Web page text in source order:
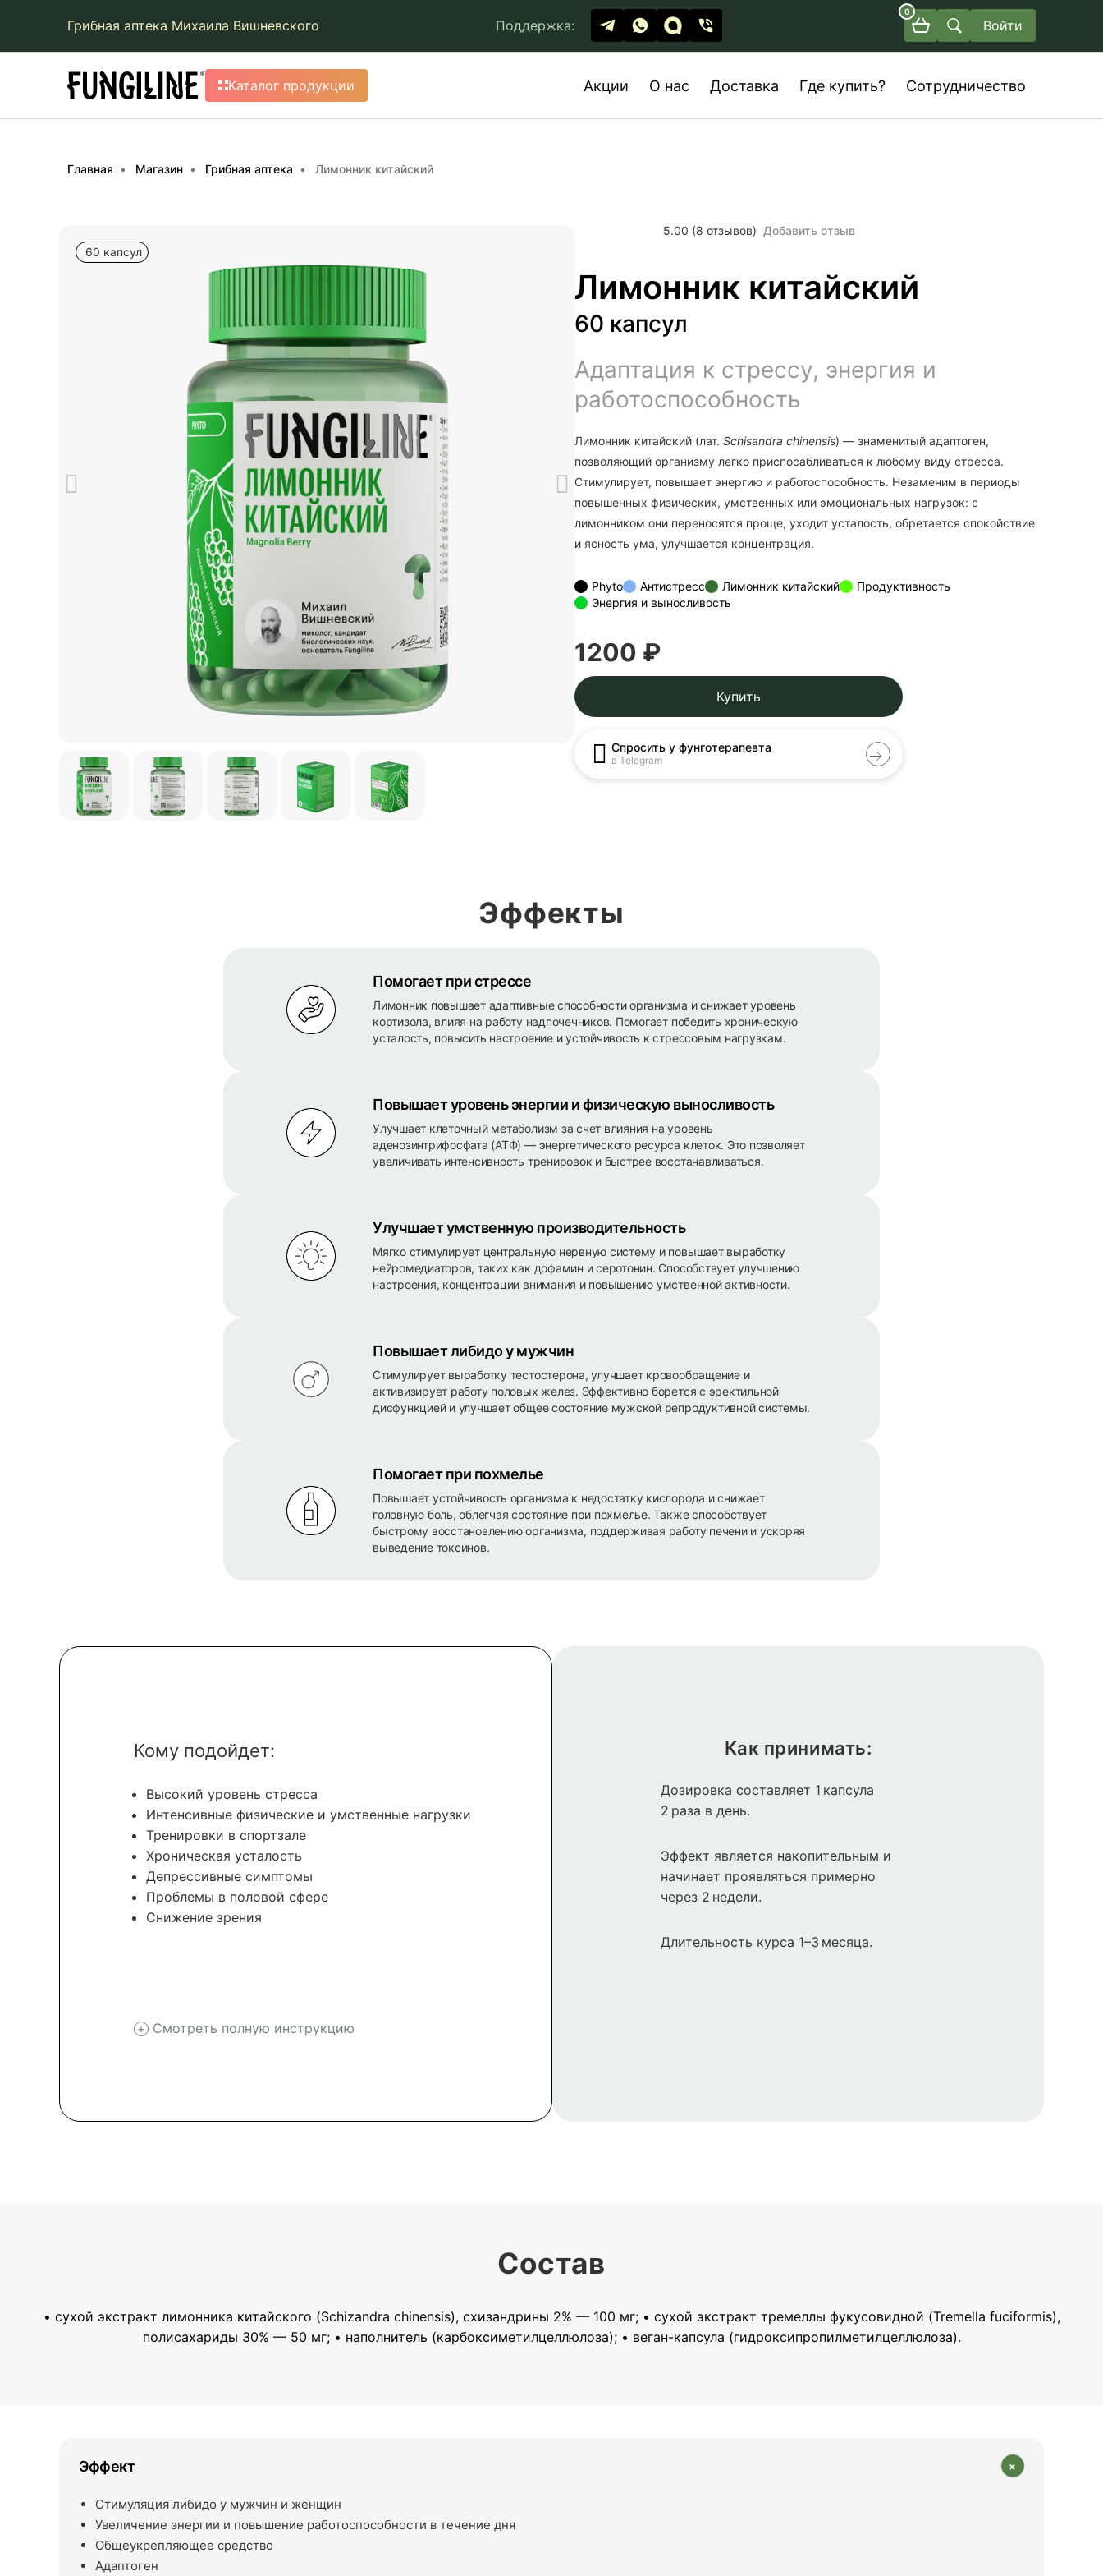
Грибная аптека Михаила Вишневского Поддержка:
0
Войти
Каталог продукции Акции О нас Доставка Где купить? Сотрудничество
Главная Магазин Грибная аптека Лимонник китайский
60 капсул
5.00 (8 отзывов) Добавить отзыв
Лимонник китайский
60 капсул
Адаптация к стрессу, энергия и
работоспособность
Лимонник китайский (лат. Schisandra chinensis) — знаменитый адаптоген,
позволяющий организму легко приспосабливаться к любому виду стресса.
Стимулирует, повышает энергию и работоспособность. Незаменим в периоды
повышенных физических, умственных или эмоциональных нагрузок: с
лимонником они переносятся проще, уходит усталость, обретается спокойствие
и ясность ума, улучшается концентрация.
Phyto Антистресс Лимонник китайский
Продуктивность
Энергия и выносливость
1200 ₽
Купить
Спросить у фунготерапевта
в Telegram
Эффекты
Помогает при стрессе
Лимонник повышает адаптивные способности организма и снижает уровень
кортизола, влияя на работу надпочечников. Помогает победить хроническую
усталость, повысить настроение и устойчивость к стрессовым нагрузкам.
Повышает уровень энергии и физическую выносливость
Улучшает клеточный метаболизм за счет влияния на уровень
аденозинтрифосфата (АТФ) — энергетического ресурса клеток. Это позволяет
увеличивать интенсивность тренировок и быстрее восстанавливаться.
Улучшает умственную производительность
Мягко стимулирует центральную нервную систему и повышает выработку
нейромедиаторов, таких как дофамин и серотонин. Способствует улучшению
настроения, концентрации внимания и повышению умственной активности.
Повышает либидо у мужчин
Стимулирует выработку тестостерона, улучшает кровообращение и
активизирует работу половых желез. Эффективно борется с эректильной
дисфункцией и улучшает общее состояние мужской репродуктивной системы.
Помогает при похмелье
Повышает устойчивость организма к недостатку кислорода и снижает
головную боль, облегчая состояние при похмелье. Также способствует
быстрому восстановлению организма, поддерживая работу печени и ускоряя
выведение токсинов.
Кому подойдет:
Высокий уровень стресса
Интенсивные физические и умственные нагрузки
Тренировки в спортзале
Хроническая усталость
Депрессивные симптомы
Проблемы в половой сфере
Снижение зрения
Смотреть полную инструкцию
Как принимать:
Дозировка составляет 1 капсула
2 раза в день.
Эффект является накопительным и
начинает проявляться примерно
через 2 недели.
Длительность курса 1–3 месяца.
Состав
• сухой экстракт лимонника китайского (Schizandra chinensis), схизандрины 2% — 100 мг; • сухой экстракт тремеллы фукусовидной (Tremella fuciformis),
полисахариды 30% — 50 мг; • наполнитель (карбоксиметилцеллюлоза); • веган-капсула (гидроксипропилметилцеллюлоза).
Эффект +
Стимуляция либидо у мужчин и женщин
Увеличение энергии и повышение работоспособности в течение дня
Общеукрепляющее средство
Адаптоген